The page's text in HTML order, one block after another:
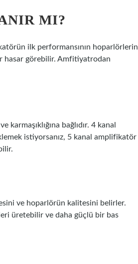
MI?
ilk performansının hoparlörlerin
hasar görebilir. Amfitiyatrodan
bağlıdır. 4 kanal
istiyorsanız, 5 kanal amplifikatör
ve hoparlörün kalitesini belirler.
üretebilir ve daha güçlü bir bas